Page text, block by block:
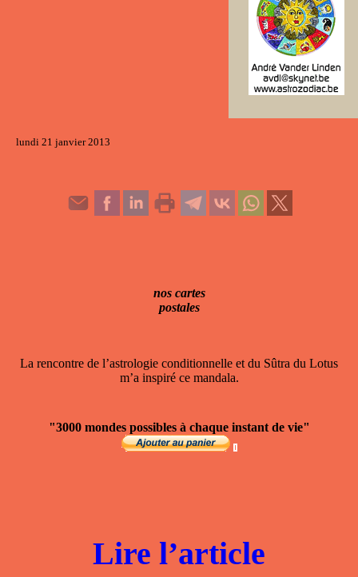
lundi 21 janvier 2013
nos cartes
postales
La rencontre de l’astrologie conditionnelle et du Sûtra du Lotus
m’a inspiré ce mandala.
"3000 mondes possibles à chaque instant de vie"
Lire l’article